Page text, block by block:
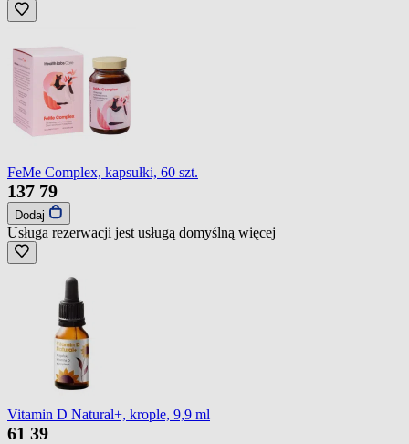
FeMe Complex, kapsułki, 60 szt.
137 79
Dodaj
Usługa rezerwacji jest usługą domyślną więcej
Vitamin D Natural+, krople, 9,9 ml
61 39